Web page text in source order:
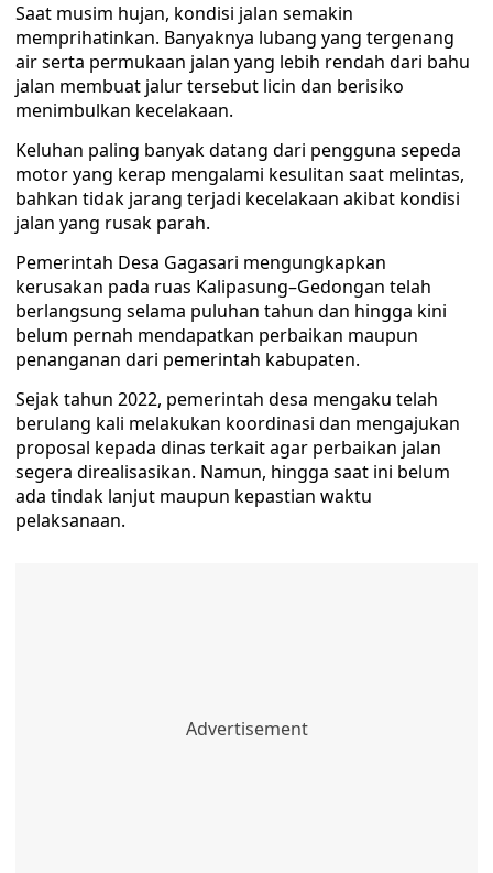
Saat musim hujan, kondisi jalan semakin
memprihatinkan. Banyaknya lubang yang tergenang
air serta permukaan jalan yang lebih rendah dari bahu
jalan membuat jalur tersebut licin dan berisiko
menimbulkan kecelakaan.
Keluhan paling banyak datang dari pengguna sepeda
motor yang kerap mengalami kesulitan saat melintas,
bahkan tidak jarang terjadi kecelakaan akibat kondisi
jalan yang rusak parah.
Pemerintah Desa Gagasari mengungkapkan
kerusakan pada ruas Kalipasung–Gedongan telah
berlangsung selama puluhan tahun dan hingga kini
belum pernah mendapatkan perbaikan maupun
penanganan dari pemerintah kabupaten.
Sejak tahun 2022, pemerintah desa mengaku telah
berulang kali melakukan koordinasi dan mengajukan
proposal kepada dinas terkait agar perbaikan jalan
segera direalisasikan. Namun, hingga saat ini belum
ada tindak lanjut maupun kepastian waktu
pelaksanaan.